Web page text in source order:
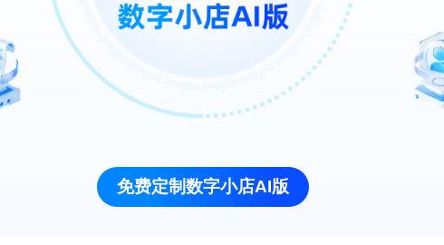
免费定制数字小店AI版